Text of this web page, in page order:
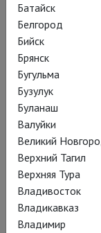
Воццек
Батайск
Белгород
Бийск
Брянск
Бугульма
Бузулук
Буланаш
Валуйки
Великий
Верхний Тагил
Верхняя Тура
Владивосток
Владикавказ
Владимир